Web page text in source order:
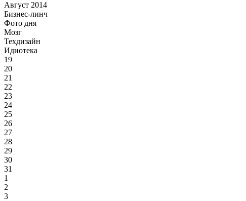
Август 2014
Бизнес-линч
Фото дня
Мозг
Техдизайн
Идиотека
19
20
21
22
23
24
25
26
27
28
29
30
31
1
2
3